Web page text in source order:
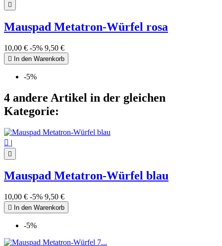

Mauspad Metatron-Würfel rosa
10,00 € -5% 9,50 €
 In den Warenkorb
-5%
4 andere Artikel in der gleichen
Kategorie:
 |

Mauspad Metatron-Würfel blau
10,00 € -5% 9,50 €
 In den Warenkorb
-5%